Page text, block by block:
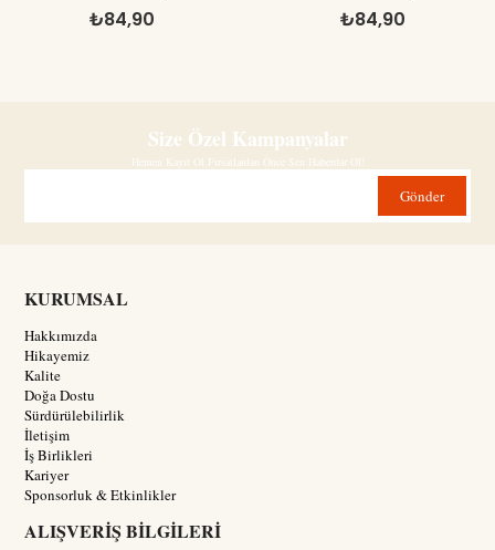
PARALIK KABI KIRMIZI
₺84,90
PARALIK KABI SARI
₺84,90
Size Özel Kampanyalar
Hemen Kayıt Ol Fırsatlardan Önce Sen Haberdar Ol!
Gönder
KURUMSAL
Hakkımızda
Hikayemiz
Kalite
Doğa Dostu
Sürdürülebilirlik
İletişim
İş Birlikleri
Kariyer
Sponsorluk & Etkinlikler
ALIŞVERİŞ BİLGİLERİ